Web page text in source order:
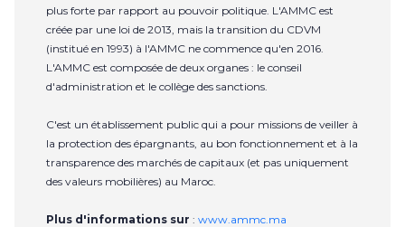
plus forte par rapport au pouvoir politique. L'AMMC est
créée par une loi de 2013, mais la transition du CDVM
(institué en 1993) à l'AMMC ne commence qu'en 2016.
L'AMMC est composée de deux organes : le conseil
d'administration et le collège des sanctions.
C'est un établissement public qui a pour missions de veiller à
la protection des épargnants, au bon fonctionnement et à la
transparence des marchés de capitaux (et pas uniquement
des valeurs mobilières) au Maroc.
Plus d'informations sur : www.ammc.ma